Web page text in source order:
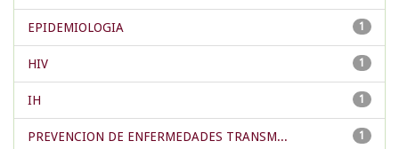
1
EPIDEMIOLOGIA
1
HIV
1
IH
1
PREVENCION DE ENFERMEDADES TRANSM...